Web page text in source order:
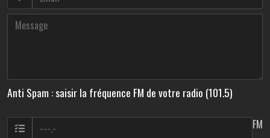
Anti Spam : saisir la fréquence FM de votre radio (101.5)
FM